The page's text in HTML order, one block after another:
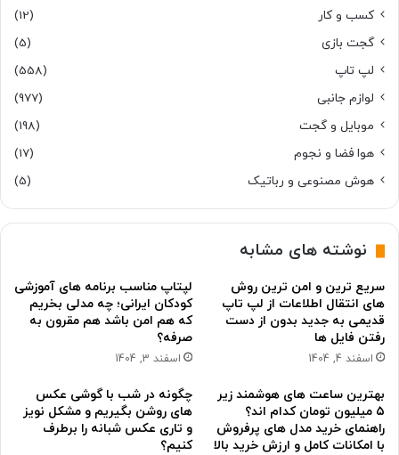
کسب و کار
(12)
گجت بازی
(5)
لپ تاپ
(558)
لوازم جانبی
(977)
موبایل و گجت
(198)
هوا فضا و نجوم
(17)
هوش مصنوعی و رباتیک
(5)
نوشته های مشابه
سریع ترین و امن ترین روش
های انتقال اطلاعات از لپ تاپ
قدیمی به جدید بدون از دست
رفتن فایل ها
اسفند 4, 1404
لپتاپ مناسب برنامه های آموزشی
کودکان ایرانی؛ چه مدلی بخریم
که هم امن باشد هم مقرون به
صرفه؟
اسفند 3, 1404
بهترین ساعت های هوشمند زیر
۵ میلیون تومان کدام اند؟
راهنمای خرید مدل های پرفروش
با امکانات کامل و ارزش خرید بالا
چگونه در شب با گوشی عکس
های روشن بگیریم و مشکل نویز
و تاری عکس شبانه را برطرف
کنیم؟